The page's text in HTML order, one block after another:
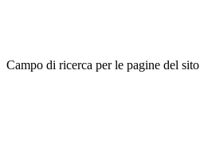
Campo di ricerca per le pagine del sito